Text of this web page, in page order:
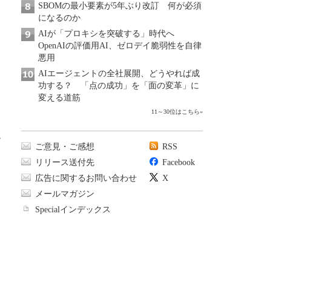
SBOMの最小要素が5年ぶり改訂 何が必須
になるのか
AIが「プロキシを突破する」時代へ
OpenAIの評価用AI、ゼロデイ脆弱性を自律
悪用
AIエージェントの全社展開、どうやれば成
功する？ 「点の成功」を「面の変革」に
変える道筋
11～30位はこちら»
ご意見・ご感想
リリース送付先
広告に関するお問い合わせ
メールマガジン
Specialインデックス
RSS
Facebook
X